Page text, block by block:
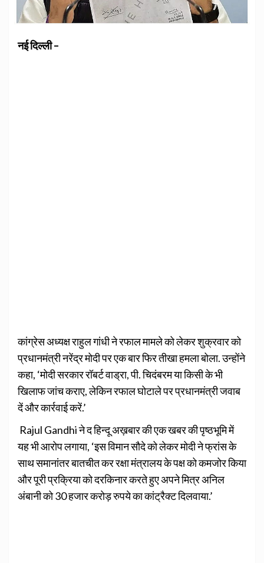
नई दिल्ली –
कांग्रेस अध्यक्ष राहुल गांधी ने रफाल मामले को लेकर शुक्रवार को
प्रधानमंत्री नरेंद्र मोदी पर एक बार फिर तीखा हमला बोला. उन्होंने
कहा, ‘मोदी सरकार रॉबर्ट वाड्रा, पी. चिदंबरम या किसी के भी
खिलाफ जांच कराए, लेकिन रफाल घोटाले पर प्रधानमंत्री जवाब
दें और कार्रवाई करें.’
Rajul Gandhi ने द हिन्दू अख़बार की एक खबर की पृष्ठभूमि में
यह भी आरोप लगाया, ‘इस विमान सौदे को लेकर मोदी ने फ्रांस के
साथ समानांतर बातचीत कर रक्षा मंत्रालय के पक्ष को कमजोर किया
और पूरी प्रक्रिया को दरकिनार करते हुए अपने मित्र अनिल
अंबानी को 30 हजार करोड़ रुपये का कांट्रैक्ट दिलवाया.’